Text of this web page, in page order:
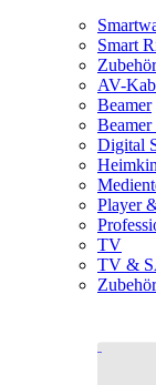
Smart
AV-
Beamer
Digital
Player
TV
TV &